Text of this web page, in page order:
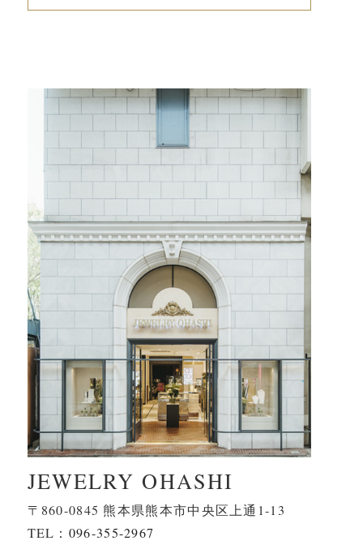
JEWELRY OHASHI
〒860-0845 熊本県熊本市中央区上通1-13
TEL： 096-355-2967